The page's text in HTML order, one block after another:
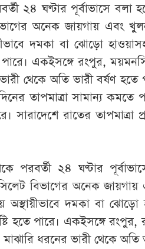
২৪ ঘণ্টার পূর্বাভাসে বলা
অনেক জায়গায় এবং
দমকা বা ঝোড়ো
পারে। একইসঙ্গে রংপুর,
থেকে অতি ভারী বর্ষণ হতে
তাপমাত্রা সামান্য কমতে
সারাদেশে রাতের তাপমাত্রা
পরবর্তী ২৪ ঘণ্টার
বিভাগের অনেক
অস্থায়ীভাবে দমকা বা
হতে পারে। একইসঙ্গে
ধরনের ভারী থেকে অতি